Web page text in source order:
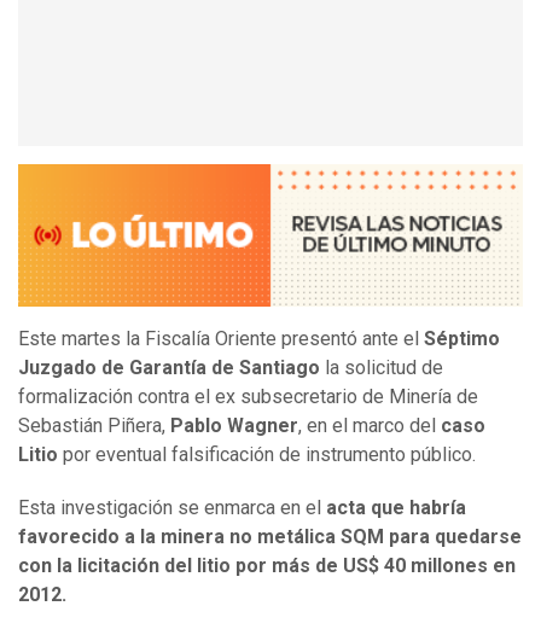
Este martes la Fiscalía Oriente presentó ante el Séptimo
Juzgado de Garantía de Santiago la solicitud de
formalización contra el ex subsecretario de Minería de
Sebastián Piñera, Pablo Wagner, en el marco del caso
Litio por eventual falsificación de instrumento público.
Esta investigación se enmarca en el acta que habría
favorecido a la minera no metálica SQM para quedarse
con la licitación del litio por más de US$ 40 millones en
2012.